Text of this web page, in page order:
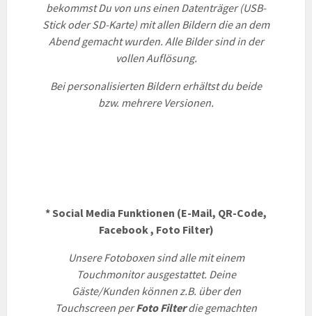
bekommst Du von uns einen Datenträger (USB-
Stick oder SD-Karte) mit allen Bildern die an dem
Abend gemacht wurden. Alle Bilder sind in der
vollen Auflösung.
Bei personalisierten Bildern erhältst du beide
bzw. mehrere Versionen.
* Social Media Funktionen (E-Mail, QR-Code,
Facebook , Foto Filter)
Unsere Fotoboxen sind alle mit einem
Touchmonitor ausgestattet. Deine
Gäste/Kunden können z.B. über den
Touchscreen perFoto Filterdie gemachten